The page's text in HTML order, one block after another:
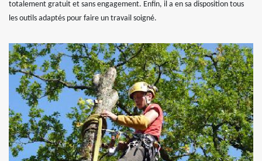
totalement gratuit et sans engagement. Enfin, il a en sa disposition tous
les outils adaptés pour faire un travail soigné.